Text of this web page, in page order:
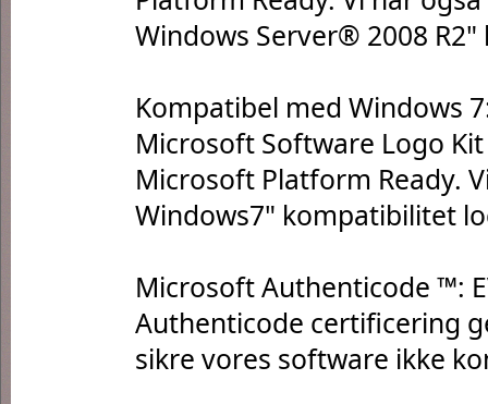
Windows Server® 2008
Kompatibel med Windows
Microsoft Software Logo
Microsoft Platform Ready.
Windows7" kompatibilitet
Microsoft Authenticode ™:
Authenticode certificering
sikre vores software ikke